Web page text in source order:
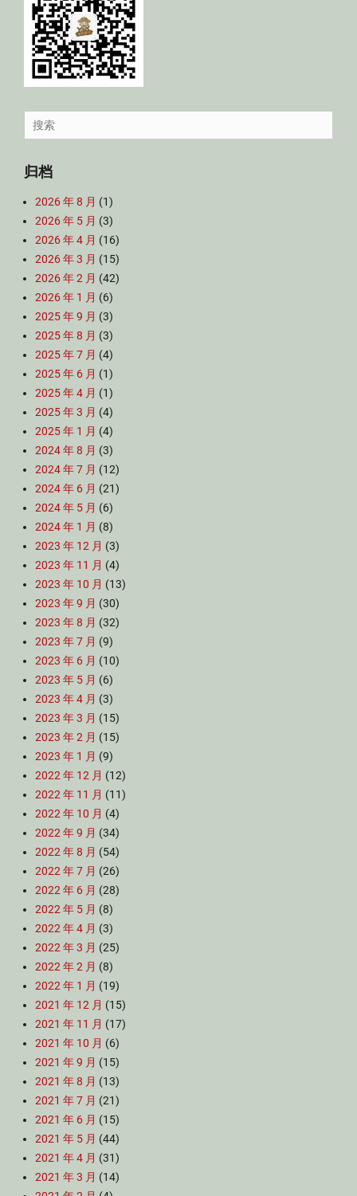
Search
for:
归档
2026 年 8 月 (1)
2026 年 5 月 (3)
2026 年 4 月 (16)
2026 年 3 月 (15)
2026 年 2 月 (42)
2026 年 1 月 (6)
2025 年 9 月 (3)
2025 年 8 月 (3)
2025 年 7 月 (4)
2025 年 6 月 (1)
2025 年 4 月 (1)
2025 年 3 月 (4)
2025 年 1 月 (4)
2024 年 8 月 (3)
2024 年 7 月 (12)
2024 年 6 月 (21)
2024 年 5 月 (6)
2024 年 1 月 (8)
2023 年 12 月 (3)
2023 年 11 月 (4)
2023 年 10 月 (13)
2023 年 9 月 (30)
2023 年 8 月 (32)
2023 年 7 月 (9)
2023 年 6 月 (10)
2023 年 5 月 (6)
2023 年 4 月 (3)
2023 年 3 月 (15)
2023 年 2 月 (15)
2023 年 1 月 (9)
2022 年 12 月 (12)
2022 年 11 月 (11)
2022 年 10 月 (4)
2022 年 9 月 (34)
2022 年 8 月 (54)
2022 年 7 月 (26)
2022 年 6 月 (28)
2022 年 5 月 (8)
2022 年 4 月 (3)
2022 年 3 月 (25)
2022 年 2 月 (8)
2022 年 1 月 (19)
2021 年 12 月 (15)
2021 年 11 月 (17)
2021 年 10 月 (6)
2021 年 9 月 (15)
2021 年 8 月 (13)
2021 年 7 月 (21)
2021 年 6 月 (15)
2021 年 5 月 (44)
2021 年 4 月 (31)
2021 年 3 月 (14)